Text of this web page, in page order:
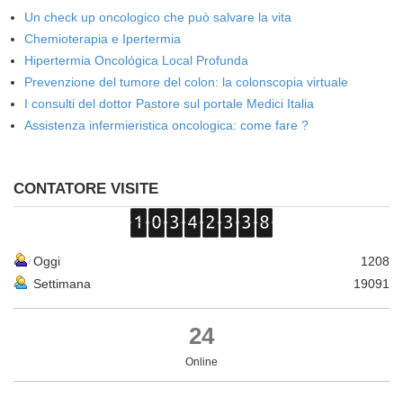
Un check up oncologico che può salvare la vita
Chemioterapia e Ipertermia
Hipertermia Oncológica Local Profunda
Prevenzione del tumore del colon: la colonscopia virtuale
I consulti del dottor Pastore sul portale Medici Italia
Assistenza infermieristica oncologica: come fare ?
CONTATORE VISITE
Oggi
1208
Settimana
19091
24
Online